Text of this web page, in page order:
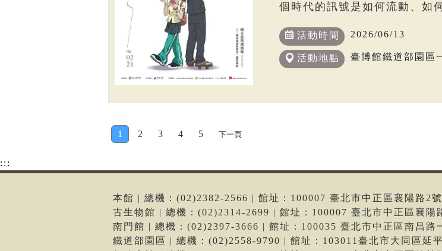
個時代的訊號是如何流動、如
活動時間 2026/06/13
活動地點 臺博館鐵道部園區
1 2 3 4 5 下一頁
:::
本館 | 總機：(02)2382-2566 | 館址：100007 臺北市中正區襄陽路2
古生物館 | 總機：(02)2314-2699 | 館址：100007 臺北市中正區襄陽
南門館 | 總機：(02)2397-3666 | 館址：100035 臺北市中正區南昌路
鐵道部園區 | 總機：(02)2558-9790 | 館址：103011臺北市大同區延